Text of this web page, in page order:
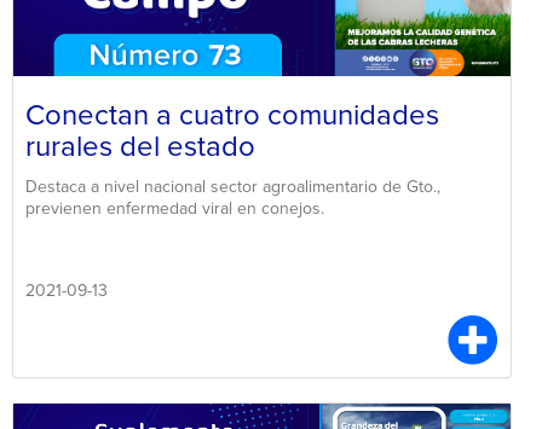
Conectan a cuatro comunidades
rurales del estado
Destaca a nivel nacional sector agroalimentario de Gto.,
previenen enfermedad viral en conejos.
2021-09-13